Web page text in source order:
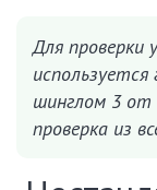
Для проверки
используется
шинглом 3 от
проверка из